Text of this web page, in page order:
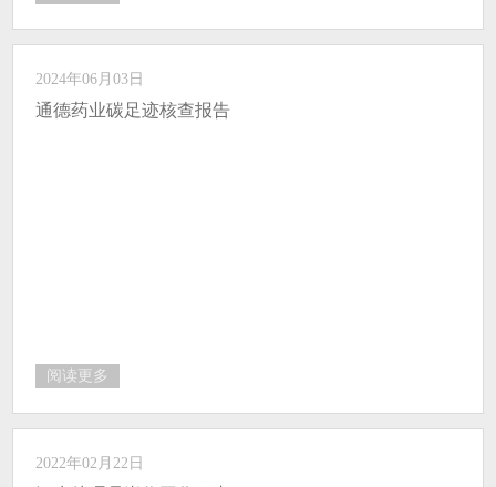
2024年06月03日
通德药业碳足迹核查报告
阅读更多
2022年02月22日